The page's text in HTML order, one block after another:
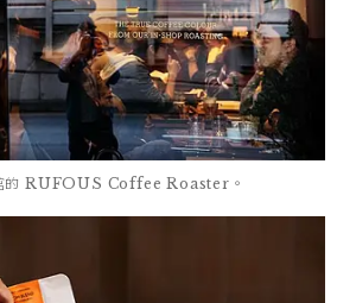
的 RUFOUS Coffee Roaster。